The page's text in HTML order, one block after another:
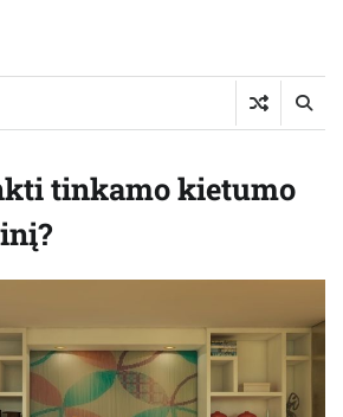
tinkamo kietumo